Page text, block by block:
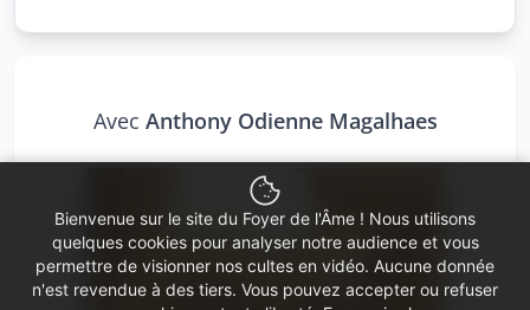
Avec Anthony Odienne Magalhaes
Bienvenue sur le site du Foyer de l'Âme ! Nous utilisons
quelques cookies pour analyser notre audience et vous
permettre de visionner nos cultes en vidéo. Aucune donnée
n'est revendue à des tiers. Vous pouvez accepter ou refuser